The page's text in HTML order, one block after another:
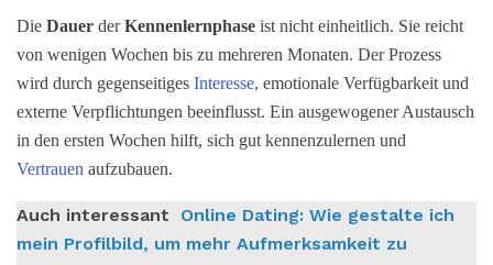
Die Dauer derKennenlernphase ist nicht einheitlich. Sie reicht
von wenigen Wochen bis zu mehreren Monaten. Der Prozess
wird durch gegenseitiges Interesse, emotionale Verfügbarkeit und
externe Verpflichtungen beeinflusst. Ein ausgewogener Austausch
in den ersten Wochen hilft, sich gut kennenzulernen und
Vertrauen aufzubauen.
Auch interessant
Online Dating: Wie gestalte ich
mein Profilbild, um mehr Aufmerksamkeit zu